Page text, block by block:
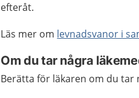
efteråt.
Läs mer om levnadsvanor i
Om du tar några
Berätta för läkaren om du tar